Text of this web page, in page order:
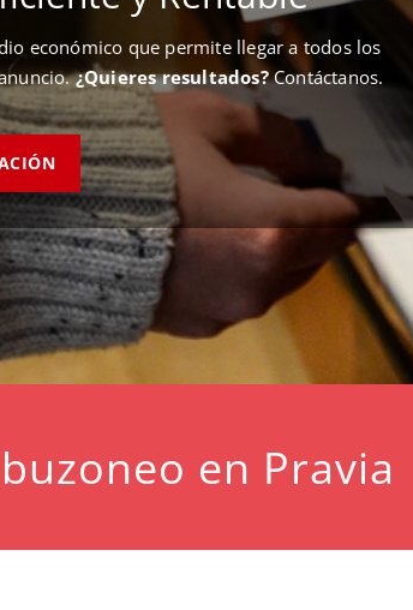
económico que permite llegar a todos los
¿Quieres resultados?Contáctanos.
en Pravia